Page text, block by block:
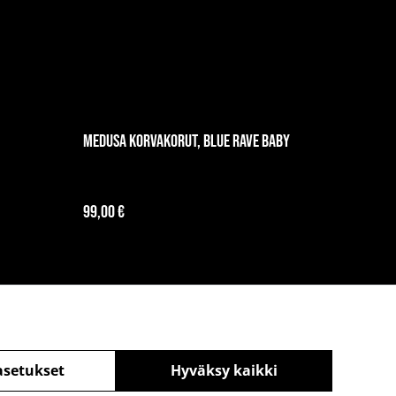
Medusa korvakorut, Blue Rave Baby
99,00 €
Hyväksy kaikki